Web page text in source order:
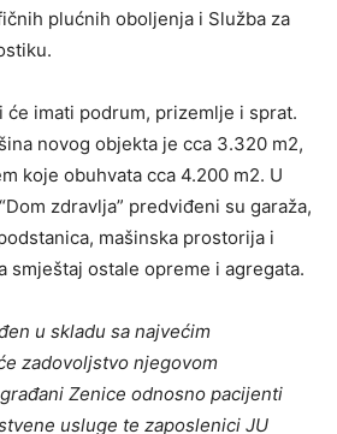
plućnih oboljenja i Služba za
će imati podrum, prizemlje i sprat.
novog objekta je cca 3.320 m2,
koje obuhvata cca 4.200 m2. U
zdravlja” predviđeni su garaža,
mašinska prostorija i
smještaj ostale opreme i agregata.
u skladu sa najvećim
zadovoljstvo njegovom
Zenice odnosno pacijenti
usluge te zaposlenici JU